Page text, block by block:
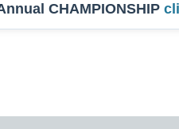
CHAMPIONSHIP